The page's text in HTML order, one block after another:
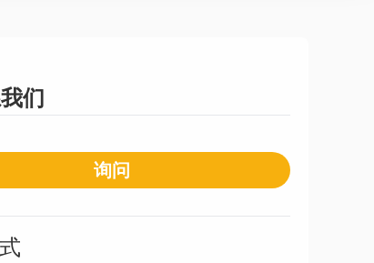
们
询问